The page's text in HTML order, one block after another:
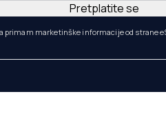
primam marketinške informacije od strane
Pretplatite se